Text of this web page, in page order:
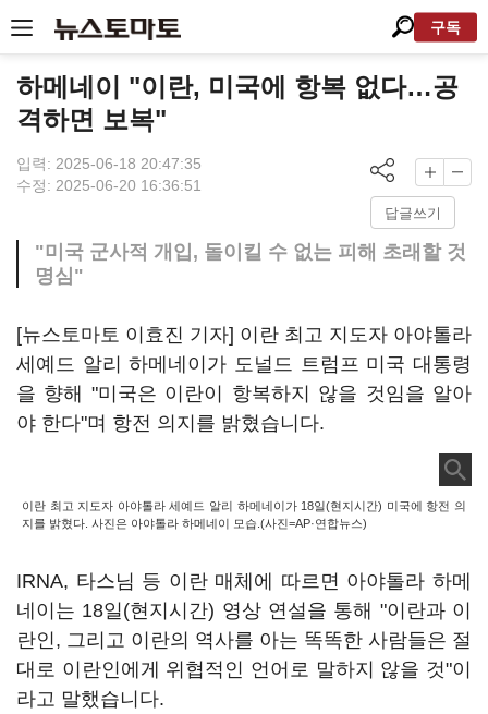
구독
하메네이 "이란, 미국에 항복 없다…공
격하면 보복"
입력: 2025-06-18 20:47:35
수정: 2025-06-20 16:36:51
답글쓰기
"미국 군사적 개입, 돌이킬 수 없는 피해 초래할 것
명심"
[뉴스토마토 이효진 기자] 이란 최고 지도자 아야톨라
세예드 알리 하메네이가 도널드 트럼프 미국 대통령
을 향해 "미국은 이란이 항복하지 않을 것임을 알아
야 한다"며 항전 의지를 밝혔습니다.
이란 최고 지도자 아야톨라 세예드 알리 하메네이가 18일(현지시간) 미국에 항전 의
지를 밝혔다. 사진은 아야톨라 하메네이 모습.(사진=AP·연합뉴스)
IRNA, 타스님 등 이란 매체에 따르면 아야톨라 하메
네이는 18일(현지시간) 영상 연설을 통해 "이란과 이
란인, 그리고 이란의 역사를 아는 똑똑한 사람들은 절
대로 이란인에게 위협적인 언어로 말하지 않을 것"이
라고 말했습니다.